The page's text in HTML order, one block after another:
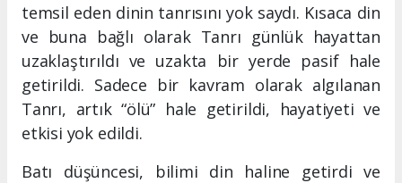
temsil eden dinin tanrısını yok saydı. Kısaca din
ve buna bağlı olarak Tanrı günlük hayattan
uzaklaştırıldı ve uzakta bir yerde pasif hale
getirildi. Sadece bir kavram olarak algılanan
Tanrı, artık “ölü” hale getirildi, hayatiyeti ve
etkisi yok edildi.
Batı düşüncesi, bilimi din haline getirdi ve